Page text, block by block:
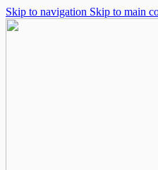
Skip to navigation Skip to main